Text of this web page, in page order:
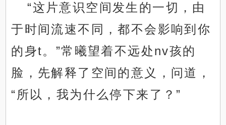
“这片意识空间发生的一切，由
于时间流速不同，都不会影响到你
的身t。”常曦望着不远处nv孩的
脸，先解释了空间的意义，问道，
“所以，我为什么停下来了？”